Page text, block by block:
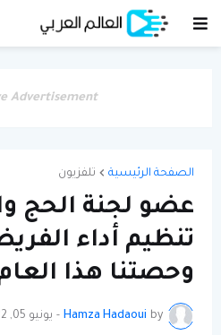
Advertisement
الصفحة الرئيسية تلفزيون
عضو لجنة الحج
تنظيم أداء
وحصتنا هذا العام 20
by
Hamza Hadaoui
- يونيو 05, 2022